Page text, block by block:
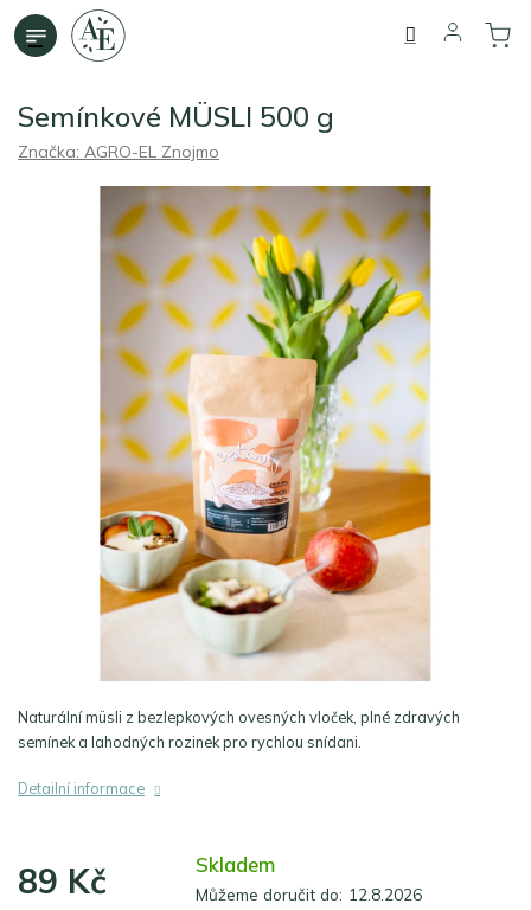
Přejít
na
Semínkové MÜSLI 500 g
Značka: AGRO-EL Znojmo
89 Kč Skladem
Můžeme doručit do: 12.8.2026
Naturální müsli z bezlepkových ovesných vloček, plné zdravých
semínek a lahodných rozinek pro rychlou snídani.
Detailní informace